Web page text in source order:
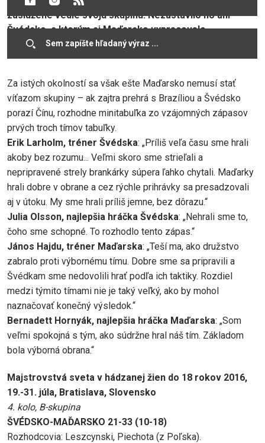
zaslúžene vedie svoju skupinu. Nezastavilo ho ani
Švédsko, s ktorým si Maďarsko vypracovalo
rozhodujúci náskok už v prvom polčase.
Za istých okolností sa však ešte Maďarsko nemusí stať
víťazom skupiny – ak zajtra prehrá s Brazíliou a Švédsko
porazí Čínu, rozhodne minitabuľka zo vzájomných zápasov
prvých troch tímov tabuľky.
Erik Larholm, tréner Švédska: „Príliš veľa času sme hrali
akoby bez rozumu... Veľmi skoro sme strieľali a
nepripravené strely brankárky súpera ľahko chytali. Maďarky
hrali dobre v obrane a cez rýchle prihrávky sa presadzovali
aj v útoku. My sme hrali príliš jemne, bez dôrazu.“
Julia Olsson, najlepšia hráčka Švédska: „Nehrali sme to,
čoho sme schopné. To rozhodlo tento zápas.“
János Hajdu, tréner Maďarska: „Teší ma, ako družstvo
zabralo proti výbornému tímu. Dobre sme sa pripravili a
Švédkam sme nedovolili hrať podľa ich taktiky. Rozdiel
medzi týmito tímami nie je taký veľký, ako by mohol
naznačovať konečný výsledok.“
Bernadett Hornyák, najlepšia hráčka Maďarska: „Som
veľmi spokojná s tým, ako súdržne hral náš tím. Základom
bola výborná obrana.“
Majstrovstvá sveta v hádzanej žien do 18 rokov 2016,
19.-31. júla, Bratislava, Slovensko
4. kolo, B-skupina
ŠVÉDSKO-MAĎARSKO 21-33 (10-18)
Rozhodcovia: Leszcynski, Piechota (z Poľska).